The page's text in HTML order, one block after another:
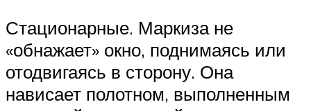
Стационарные. Маркиза не
«обнажает» окно, поднимаясь или
отодвигаясь в сторону. Она
нависает полотном, выполненным